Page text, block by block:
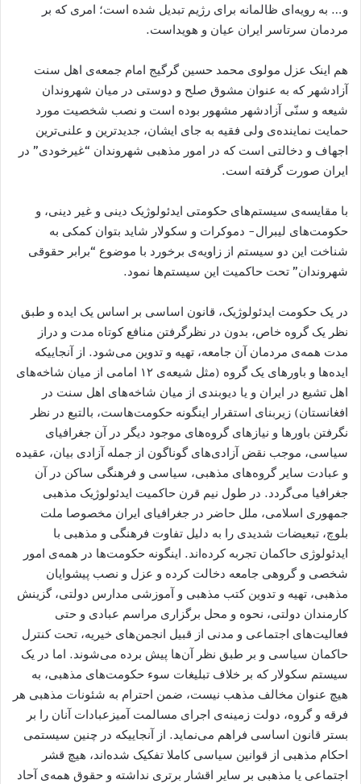
و… به رویه‌ای ظالمانه برای رژیم تبدیل شده است؛ امری که بر
مردمان سرتاسر ایران عیان و هویداست.
ھم اینک عزل مولوی محمد حسین گرگیج امام جمعه‌ی اهل سنت
آزادشهر که به عنوان مشوق صلح و دوستی در میان شهروندان
شیعه و سنّی آزادشھر مشهور بوده است و نصب شخصیت مورد
حمایت نماینده‌ی ولی فقیه به جای ایشان، جدیدترین و علنی‌ترین
اجھاف و دخالتی است که در امور مذھبی شھروندان “غیرخودی” در
ایران صورت گرفته است.
با مقایسه‌ی سیستم‌ھای حکومتی ایدئولوژیک دینی و غیر دینی، و
حکومت‌ھای لیبرال- دموکرات و سکولار شاید بتوان کمکی به
شناخت این دو سیستم از زاویه‌ی برخورد با موضوع “برابر حقوقی
شھروندان” تحت حاکمیت این سیستم‌ھا نمود.
در یک حکومت ایدئولوژیک، قانون اساسی بر اساس یک ایده و طبق
نظر یک گروه خاص، بدون در نظرگرفتن منافع کوتاه مدت و دراز
مدت همه‌ی مردمان آن جامعه، تهیه و تدوین می‌شود. از آنجاییکه
ایده‌ھا و باورھای یک گروه (مثل شیعه‌ی ۱۲ امامی از میان شاخه‌های
اھل تشیع در ایران و یا دیوبندی از میان شاخه‌های اھل سنت در
افغانستان) زیربنای استقرار اینگونه حکومت‌هاست، بالتبع در نظر
نگرفتن باورھا و نیازهای گروه‌های موجود دیگر در آن جغرافیای
سیاسی، موجب نقض آزادی‌های گوناگون از جمله آزادی بیان، عقیده
و عبادت سایر گروه‌های مذھبی، سیاسی و فرھنگی ساکن در آن
جغرافیا می‌گردد. در طول نیم قرن حاکمیت ایدئولوژیک مذهبی
جمهوری اسلامی، ملل حاضر در جغرافیای ایران مخصوصا ملت
بلوچ، تبعیضات شدیدی را به دلیل تفاوت فرھنگی و مذهبی با
ایدئولوژی حاکمان تجربه کرده‌اند. اینگونه حکومت‌ها در همه‌ی امور
شخصی و گروھی جامعه دخالت کرده و عزل و نصب پیشوایان
مذهبی، تهیه و تدوین کتب مذهبی و آموزشی مدارس دولتی، گزینش
کارمندان دولتی، نحوه و محل برگزاری مراسم عبادی و حتی
فعالیت‌های اجتماعی و مدنی از قبیل انجمن‌های خیریه، تحت کنترل
حاکمان سیاسی و بر طبق نظر آن‌ها پیش برده می‌شوند. اما در یک
سیستم سکولار که بر خلاف تبلیغات سوء حکومت‌های مذهبی، به
هیچ عنوان مخالف مذهب نیست، ضمن احترام به شئونات مذھبی ھر
فرقه و گروه، دولت زمینه‌ی اجرای مسالمت آمیزعبادات آنان را بر
بستر قانون اساسی فراھم می‌نماید. از آنجاییکه در چنین سیستمی
احکام مذهبی از قوانین سیاسی کاملا تفکیک شده‌اند، هیچ قشر
اجتماعی یا مذهبی بر سایر اقشار برتری نداشته و حقوق همه‌ی آحاد